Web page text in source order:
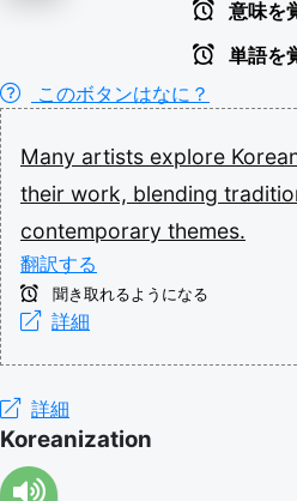
意味を
単語を
このボタンはなに？
Many artists explore
their work, blending
contemporary themes.
翻訳する
聞き取れるようになる
詳細
詳細
Koreanization